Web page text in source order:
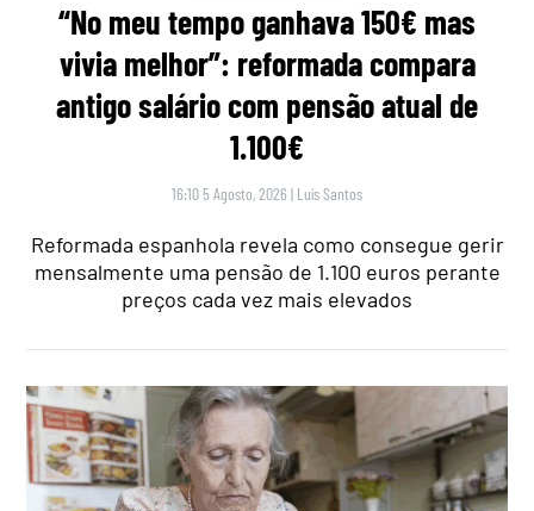
“No meu tempo ganhava 150€ mas
vivia melhor”: reformada compara
antigo salário com pensão atual de
1.100€
16:10 5 Agosto, 2026 | Luís Santos
Reformada espanhola revela como consegue gerir
mensalmente uma pensão de 1.100 euros perante
preços cada vez mais elevados